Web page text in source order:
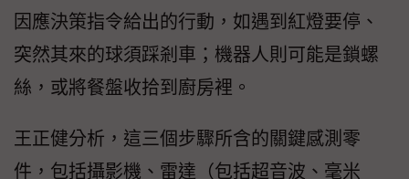
因應決策指令給出的行動，如遇到紅燈要停、
突然其來的球須踩剎車；機器人則可能是鎖螺
絲，或將餐盤收拾到廚房裡。
王正健分析，這三個步驟所含的關鍵感測零
件，包括攝影機、雷達（包括超音波、毫米